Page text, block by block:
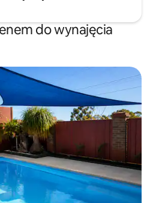
do wynajęcia